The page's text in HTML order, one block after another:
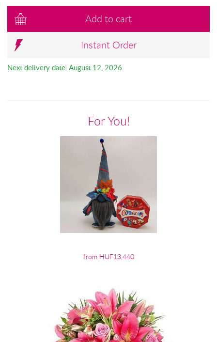
Add to cart
Instant Order
Next delivery date: August 12, 2026
For You!
from HUF13,440